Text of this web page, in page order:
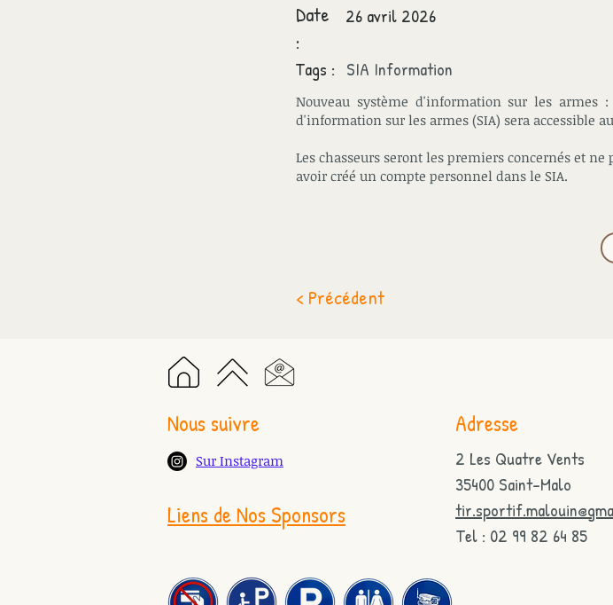
Date
:
Tags :
26 avril 2026
SIA Information
Nouveau système d'information sur les armes
d'information sur les armes (SIA) sera accessible
Les chasseurs seront les premiers concernés et
avoir créé un compte personnel dans le SIA.
< Précédent
Nous suivre Adresse
Sur Instagram
Liens de Nos Sponsors
2 Les Quatre Vents
35400 Saint-Malo
Tel : 02 99 82 64 85